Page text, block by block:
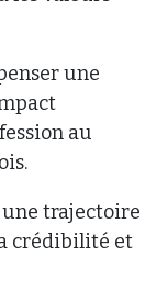
une
au
trajectoire
crédibilité et